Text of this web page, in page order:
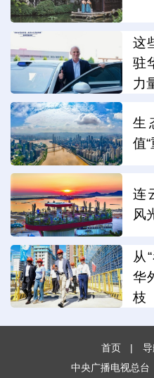
这
驻
力
生
值
连
风
从
华
枝
首页 |
中央广播电视总台